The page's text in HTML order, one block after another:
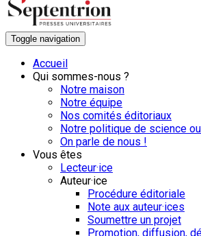
Toggle navigation
Accueil
Qui sommes-nous ?
Notre maison
Notre équipe
Nos comités éditoriaux
Notre politique de science
On parle de nous !
Vous êtes
Lecteur·ice
Auteur·ice
Procédure éditoriale
Note aux auteur·ices
Soumettre un projet
Promotion, diffusion,